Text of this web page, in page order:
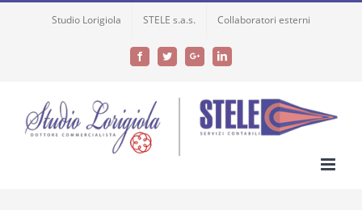
Studio Lorigiola STELE s.a.s. Collaboratori esterni
FacebookTwitterGoogle+LinkedIn